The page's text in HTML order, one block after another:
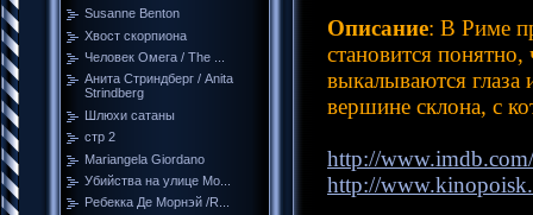
Susanne Benton
Хвост скорпиона
Человек Омега / The ...
Анита Стриндберг / Anita
Strindberg
Шлюхи сатаны
стр 2
Mariangela Giordano
Убийства на улице Мо...
Ребекка Де Морнэй /R...
Описание: В Риме
становится
выкалываются
вершине склона, с
http://
http://